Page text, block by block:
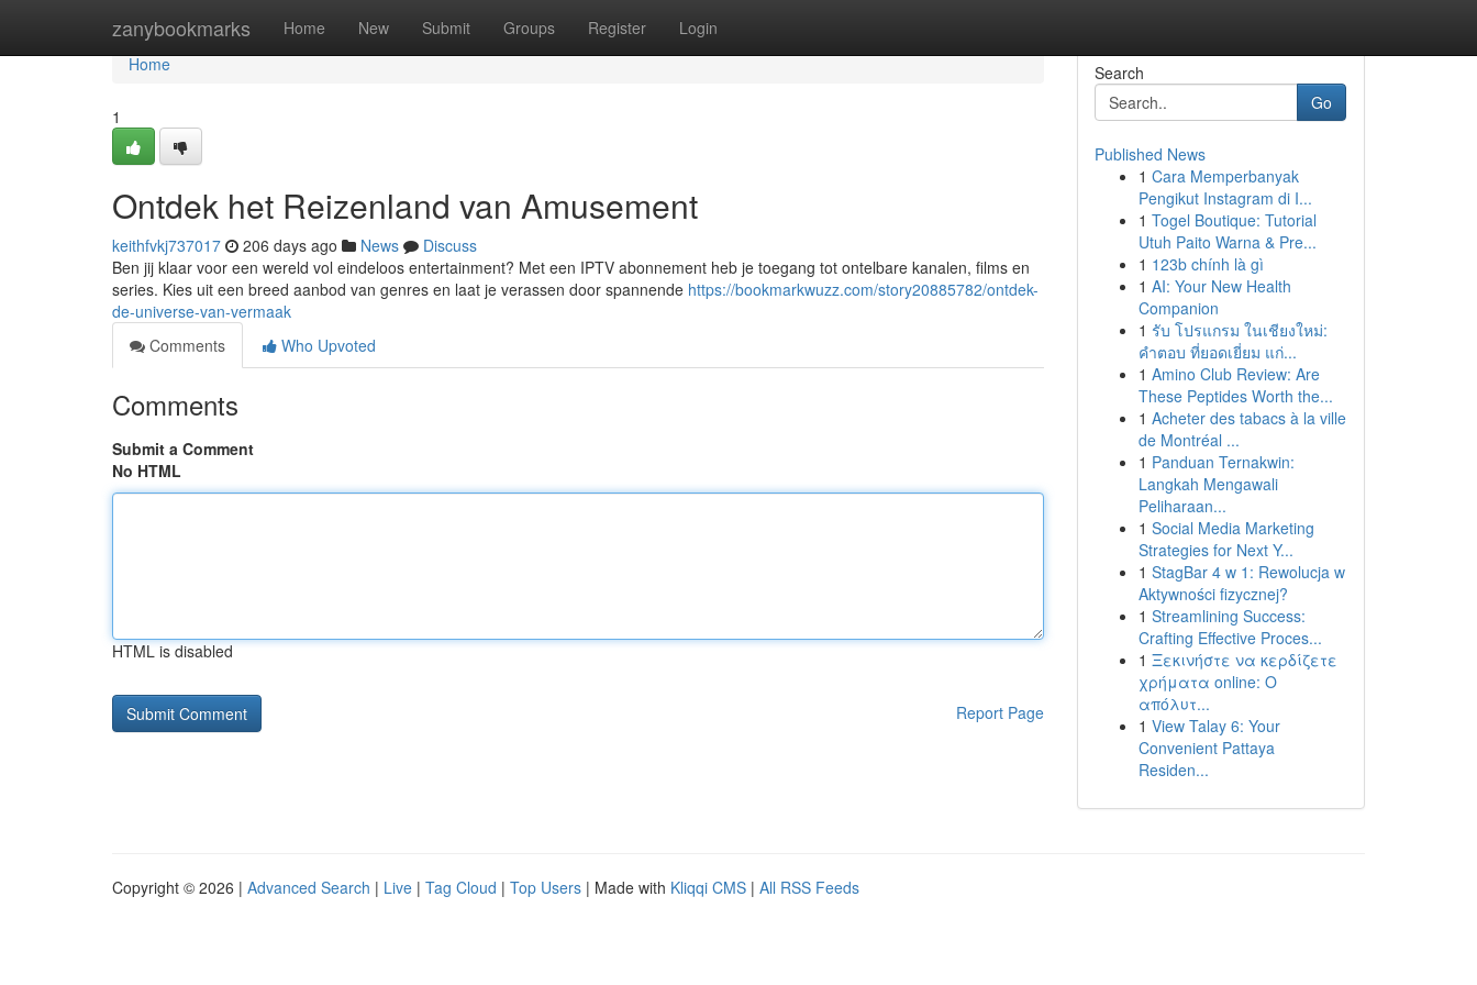
zanybookmarks Home New Submit Groups Register Login
Home
Home
1
Ontdek het Reizenland van Amusement
keithfvkj737017 206 days ago News
Discuss
Ben jij klaar voor een wereld vol eindeloos entertainment? Met een IPTV abonnement heb je toegang tot ontelbare kanalen, films en
series. Kies uit een breed aanbod van genres en laat je verassen door spannende https://bookmarkwuzz.com/story20885782/ontdek-
de-universe-van-vermaak
Comments
Who Upvoted
Comments
Submit a Comment
No HTML
HTML is disabled
Report Page
Search
Go
Published News
1 Cara Memperbanyak
Pengikut Instagram di I...
1 Togel Boutique: Tutorial
Utuh Paito Warna & Pre...
1 123b chính là gì
1 AI: Your New Health
Companion
1 รับ โปรแกรม ในเชียงใหม่:
คำตอบ ที่ยอดเยี่ยม แก่...
1 Amino Club Review: Are
These Peptides Worth the...
1 Acheter des tabacs à la ville
de Montréal ...
1 Panduan Ternakwin:
Langkah Mengawali
Peliharaan...
1 Social Media Marketing
Strategies for Next Y...
1 StagBar 4 w 1: Rewolucja w
Aktywności fizycznej?
1 Streamlining Success:
Crafting Effective Proces...
1 Ξεκινήστε να κερδίζετε
χρήματα online: Ο
απόλυτ...
1 View Talay 6: Your
Convenient Pattaya
Residen...
Copyright © 2026 | Advanced Search | Live | Tag Cloud | Top Users | Made with Kliqqi CMS | All RSS Feeds